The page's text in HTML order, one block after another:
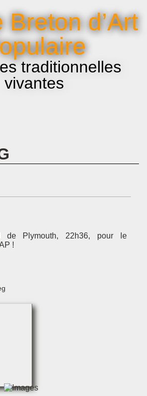
Breton d’Art
traditionnelles
vivantes
pratiques
de Plymouth, 22h36, pour le
!